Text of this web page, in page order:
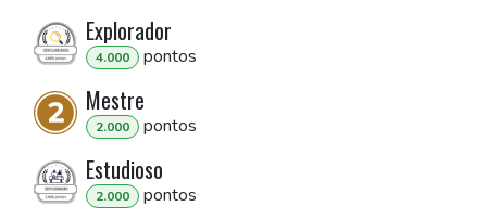
Explorador
4.000 pontos
Mestre
2.000 pontos
Estudioso
2.000 pontos